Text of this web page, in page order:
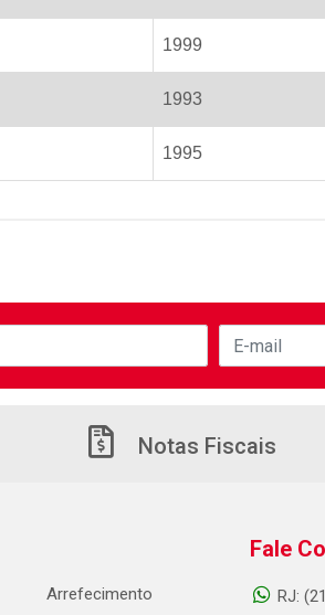
1999
1993
1995
Notas Fiscais
Arrefecimento
Fale
RJ: